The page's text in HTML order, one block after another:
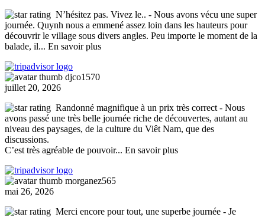
N’hésitez pas. Vivez le.. - Nous avons vécu une super
journée. Quynh nous a emmené assez loin dans les hauteurs pour
découvrir le village sous divers angles. Peu importe le moment de la
balade, il... En savoir plus
djco1570
juillet 20, 2026
Randonné magnifique à un prix très correct - Nous
avons passé une très belle journée riche de découvertes, autant au
niveau des paysages, de la culture du Viêt Nam, que des
discussions.
C’est très agréable de pouvoir... En savoir plus
morganez565
mai 26, 2026
Merci encore pour tout, une superbe journée - Je